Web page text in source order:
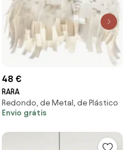
48 €
RARA
Redondo, de Metal, de Plástico
Envio grátis